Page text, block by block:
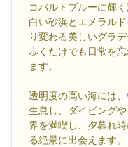
コバルトブルーに輝
白い砂浜とエメラル
り変わる美しいグラ
歩くだけでも日常を
ます。
透明度の高い海には
生息し、ダイビング
界を満喫し、夕暮れ
る絶景に出会えます。